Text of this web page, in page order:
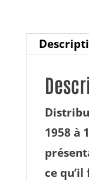
Numérique
)
1958 à
ce